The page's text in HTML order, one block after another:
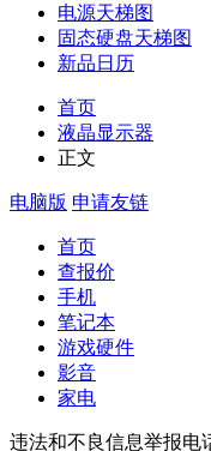
电源天梯图
固态硬盘天梯图
新品日历
首页
液晶显示器
正文
电脑版 申请友链
首页
查报价
手机
笔记本
游戏硬件
影音
家电
违法和不良信息举报电